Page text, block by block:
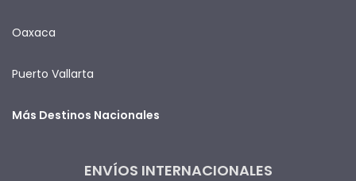
Oaxaca
Puerto Vallarta
Más Destinos Nacionales
ENVÍOS INTERNACIONALES